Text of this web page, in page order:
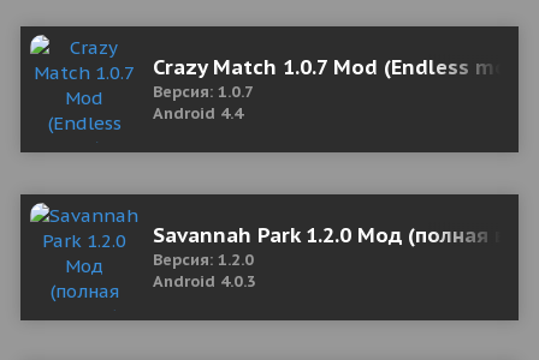
Crazy Match 1.0.7 Mod (Endless
Версия: 1.0.7
Android 4.4
Savannah Park 1.2.0 Мод (полная
Версия: 1.2.0
Android 4.0.3